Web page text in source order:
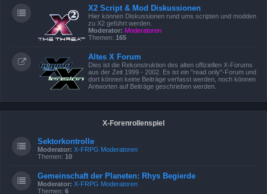
X2 Script & Mod Diskussionen
Hier können Diskussionen rund ums scripten und modden
zu X2 geführt werden.
Moderator: Moderatoren
Themen: 165
Altes X Forum
Dies ist die Rekonstruktion des alten offiziellen X-Forums
aus der Zeit 1999 - 2002. Es ist ein "read only"-Forum und
dort können keine Beiträge verfasst werden, noch können
Antworten auf Beiträge geschrieben werden.
X-Forenrollenspiel
Sektorkontrolle
Moderator: X-FRPG Moderatoren
Themen: 10
Gemeinschaft der Planeten: Rhys Begierde
Moderator: X-FRPG Moderatoren
Themen: 6